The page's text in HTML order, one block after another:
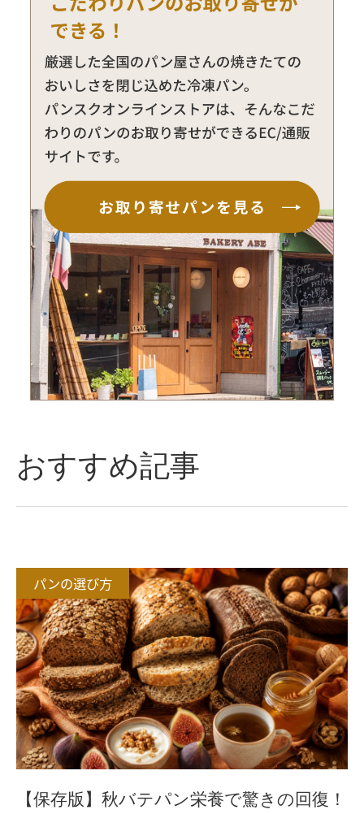
おすすめ記事
パンの選び方
【保存版】秋バテパン栄養で驚きの回復！